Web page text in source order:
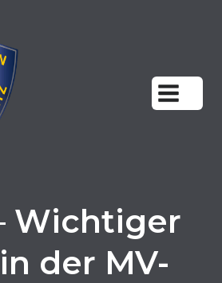
Wichtiger
der MV-